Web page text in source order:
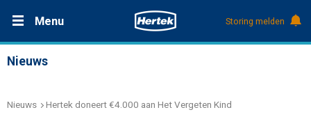
Menu
Safety
Care
Storing melden
Nieuws
Nieuws Hertek doneert €4.000 aan Het Vergeten Kind